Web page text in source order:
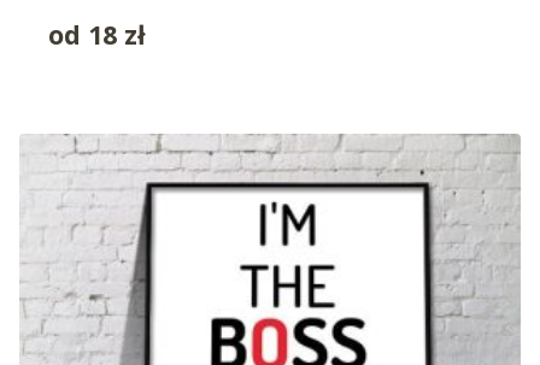
od 18 zł